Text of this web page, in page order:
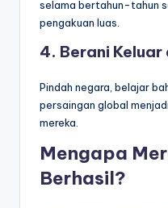
selama bertahun-tahun
pengakuan luas.
4. Berani
Pindah negara, belajar
persaingan global
mereka.
Mengapa
Berhasil?